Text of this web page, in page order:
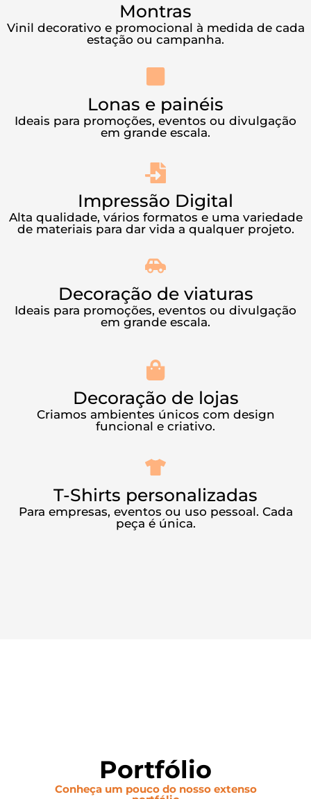
Montras
Vinil decorativo e promocional à medida de cada
estação ou campanha.
Lonas e painéis
Ideais para promoções, eventos ou divulgação
em grande escala.
Impressão Digital
Alta qualidade, vários formatos e uma variedade
de materiais para dar vida a qualquer projeto.
Decoração de viaturas
Ideais para promoções, eventos ou divulgação
em grande escala.
Decoração de lojas
Criamos ambientes únicos com design
funcional e criativo.
T-Shirts personalizadas
Para empresas, eventos ou uso pessoal. Cada
peça é única.
Portfólio
Conheça um pouco do nosso extenso